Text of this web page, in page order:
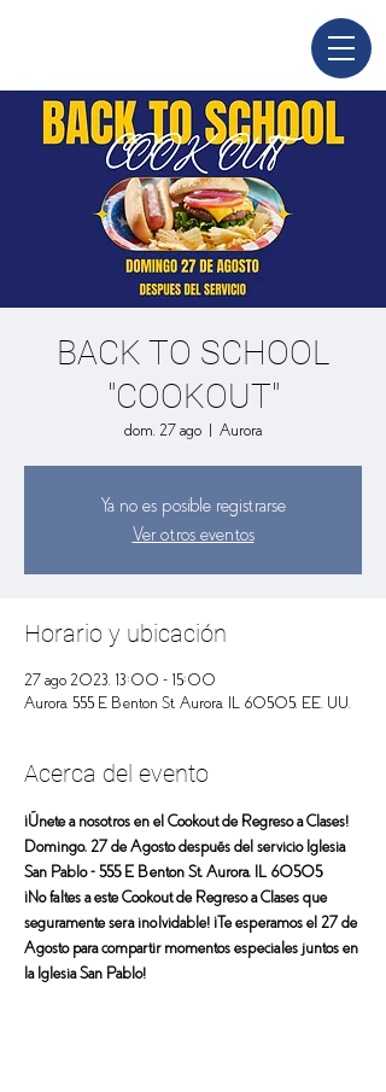
BACK TO SCHOOL
"COOKOUT"
dom, 27 ago Aurora
Ya no es posible registrarse
Ver otros eventos
Horario y ubicación
27 ago 2023, 13:00 – 15:00
Aurora, 555 E Benton St, Aurora, IL 60505, EE. UU.
Acerca del evento
¡Únete a nosotros en el Cookout de Regreso a Clases!
Domingo, 27 de Agosto después del servicio Iglesia
San Pablo - 555 E Benton St, Aurora, IL 60505
¡No faltes a este Cookout de Regreso a Clases que
seguramente será inolvidable! ¡Te esperamos el 27 de
Agosto para compartir momentos especiales juntos en
la Iglesia San Pablo!